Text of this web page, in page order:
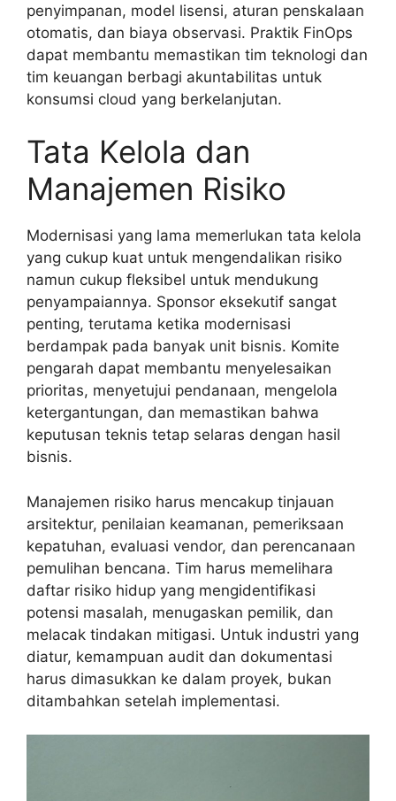
penyimpanan, model lisensi, aturan penskalaan
otomatis, dan biaya observasi. Praktik FinOps
dapat membantu memastikan tim teknologi dan
tim keuangan berbagi akuntabilitas untuk
konsumsi cloud yang berkelanjutan.
Tata Kelola dan
Manajemen Risiko
Modernisasi yang lama memerlukan tata kelola
yang cukup kuat untuk mengendalikan risiko
namun cukup fleksibel untuk mendukung
penyampaiannya. Sponsor eksekutif sangat
penting, terutama ketika modernisasi
berdampak pada banyak unit bisnis. Komite
pengarah dapat membantu menyelesaikan
prioritas, menyetujui pendanaan, mengelola
ketergantungan, dan memastikan bahwa
keputusan teknis tetap selaras dengan hasil
bisnis.
Manajemen risiko harus mencakup tinjauan
arsitektur, penilaian keamanan, pemeriksaan
kepatuhan, evaluasi vendor, dan perencanaan
pemulihan bencana. Tim harus memelihara
daftar risiko hidup yang mengidentifikasi
potensi masalah, menugaskan pemilik, dan
melacak tindakan mitigasi. Untuk industri yang
diatur, kemampuan audit dan dokumentasi
harus dimasukkan ke dalam proyek, bukan
ditambahkan setelah implementasi.